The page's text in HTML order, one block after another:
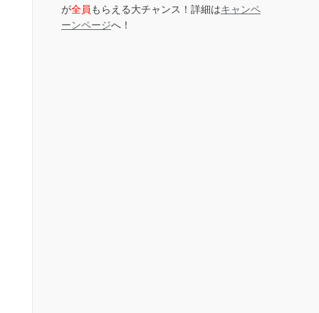
が全員 もらえる大チャンス！詳細はキャンペ
ーンページへ！